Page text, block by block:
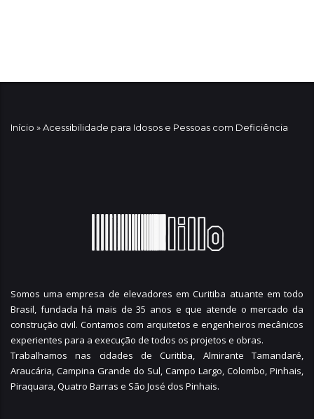
Início »Acessibilidade para Idosos e Pessoas com Deficiência
Somos uma empresa de elevadores em Curitiba atuante em todo
Brasil, fundada há mais de 35 anos e que atende o mercado da
construção civil. Contamos com arquitetos e engenheiros mecânicos
experientes para a execução de todos os projetos e obras.
Trabalhamos nas cidades de Curitiba, Almirante Tamandaré,
Araucária, Campina Grande do Sul, Campo Largo, Colombo, Pinhais,
Piraquara,Quatro Barras e São José dos Pinhais.